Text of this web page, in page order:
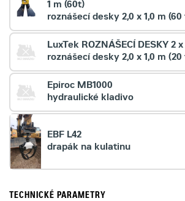
1 m (60t)
roznášecí desky 2,0 x 1,0 m (60
LuxTek ROZNÁŠECÍ DESKY 2
roznášecí desky 2,0 x 1,0 m (20
Epiroc MB1000
hydraulické kladivo
EBF L42
drapák na kulatinu
TECHNICKÉ PARAMETRY